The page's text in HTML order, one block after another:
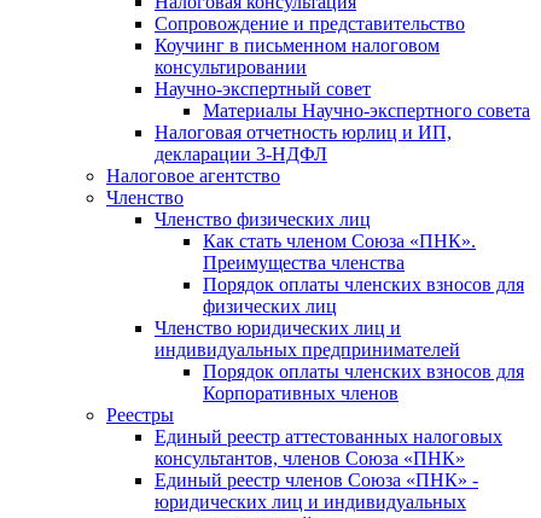
Cопровождение и представительство
Коучинг в письменном налоговом
консультировании
Научно-экспертный совет
Материалы Научно-экспертного совета
Налоговая отчетность юрлиц и ИП,
декларации 3-НДФЛ
Налоговое агентство
Членство
Членство физических лиц
Как стать членом Союза «ПНК».
Преимущества членства
Порядок оплаты членских взносов для
физических лиц
Членство юридических лиц и
индивидуальных предпринимателей
Порядок оплаты членских взносов для
Корпоративных членов
Реестры
Единый реестр аттестованных налоговых
консультантов, членов Союза «ПНК»
Единый реестр членов Союза «ПНК» -
юридических лиц и индивидуальных